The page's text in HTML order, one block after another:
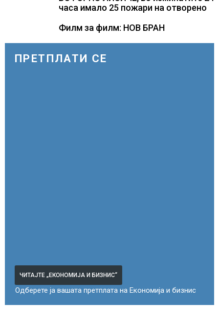
часа имало 25 пожари на отворено
Филм за филм: НОВ БРАН
ПРЕТПЛАТИ СЕ
ЧИТАЈТЕ „ЕКОНОМИЈА И БИЗНИС“
Одберете ја вашата претплата на Економија и бизнис